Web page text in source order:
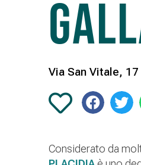
Via San Vitale, 17
Considerato da